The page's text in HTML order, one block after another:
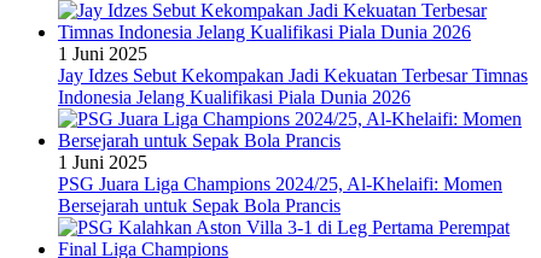
1 Juni 2025
Jay Idzes Sebut Kekompakan Jadi Kekuatan Terbesar Timnas
Indonesia Jelang Kualifikasi Piala Dunia 2026
1 Juni 2025
PSG Juara Liga Champions 2024/25, Al-Khelaifi: Momen
Bersejarah untuk Sepak Bola Prancis